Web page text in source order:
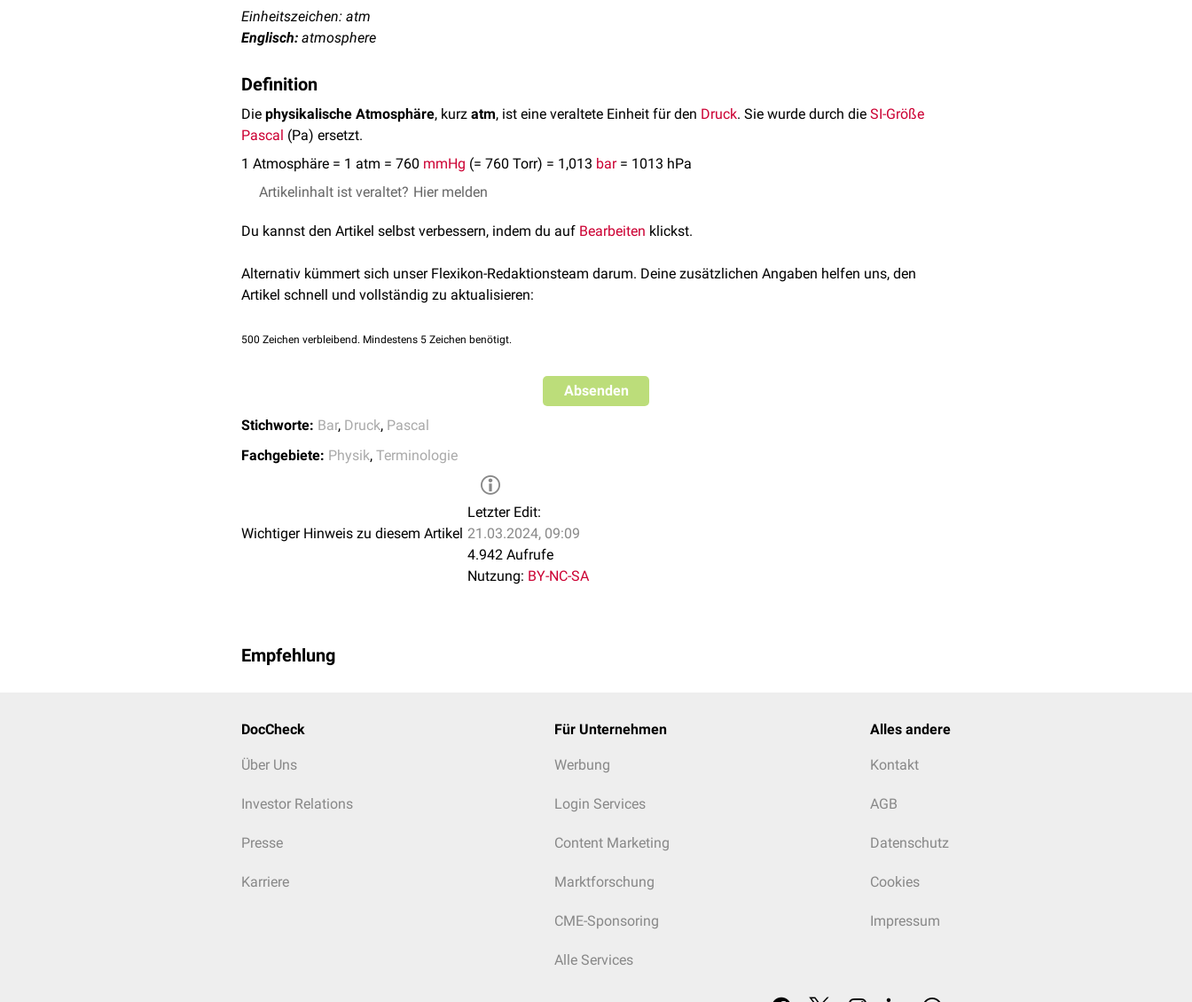
Einheitszeichen: atm
Englisch: atmosphere
Definition
Die physikalische Atmosphäre, kurz atm, ist eine veraltete Einheit für den Druck. Sie wurde durch die SI-Größe
Pascal (Pa) ersetzt.
1 Atmosphäre = 1 atm = 760 mmHg (= 760 Torr) = 1,013 bar= 1013 hPa
Artikelinhalt ist veraltet? Hier melden
Du kannst den Artikel selbst verbessern, indem du auf Bearbeiten klickst.
Alternativ kümmert sich unser Flexikon-Redaktionsteam darum. Deine zusätzlichen Angaben helfen uns, den
Artikel schnell und vollständig zu aktualisieren:
500 Zeichen verbleibend. Mindestens 5 Zeichen benötigt.
Absenden
Stichworte: Bar, Druck, Pascal
Fachgebiete: Physik, Terminologie
Wichtiger Hinweis zu diesem Artikel
Letzter Edit:
21.03.2024, 09:09
4.942 Aufrufe
Nutzung: BY-NC-SA
Empfehlung
DocCheck
Über Uns
Investor Relations
Presse
Karriere
Für Unternehmen
Werbung
Login Services
Content Marketing
Marktforschung
CME-Sponsoring
Alle Services
Alles andere
Kontakt
AGB
Datenschutz
Cookies
Impressum